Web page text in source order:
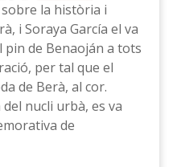
la història i
i Soraya García el va
de Benaoján a tots
per tal que el
de Berà, al cor.
nucli urbà, es va
de